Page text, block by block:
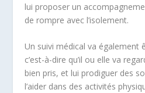
lui proposer un
de rompre avec l’isolement.
Un suivi médical va également
c’est-à-dire qu’il ou elle va
bien pris, et lui prodiguer des
l’aider dans des activités